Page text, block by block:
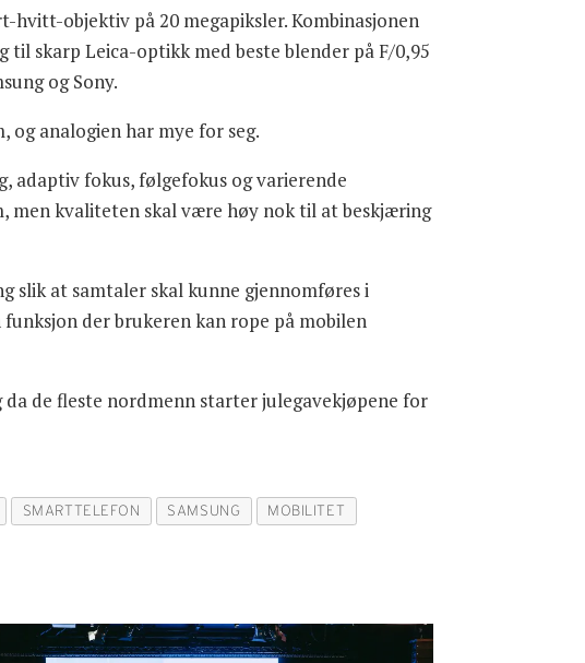
objektiv på 20 megapiksler. Kombinasjonen
til skarp Leica-optikk med beste blender på F/0,95
og Sony.
og analogien har mye for seg.
adaptiv fokus, følgefokus og varierende
men kvaliteten skal være høy nok til at beskjæring
slik at samtaler skal kunne gjennomføres i
der brukeren kan rope på mobilen
da de fleste nordmenn starter julegavekjøpene for
SMARTTELEFON SAMSUNG MOBILITET